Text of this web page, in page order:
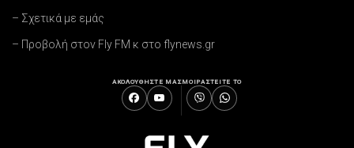
– Σχετικά με εμάς
– Προβολή στον Fly FM κ στο flynews.gr
ΑΚΟΛΟΥΘΗΣΤΕ ΜΑΣΜΟΙΡΑΣΤΕΙΤΕ ΤΟ